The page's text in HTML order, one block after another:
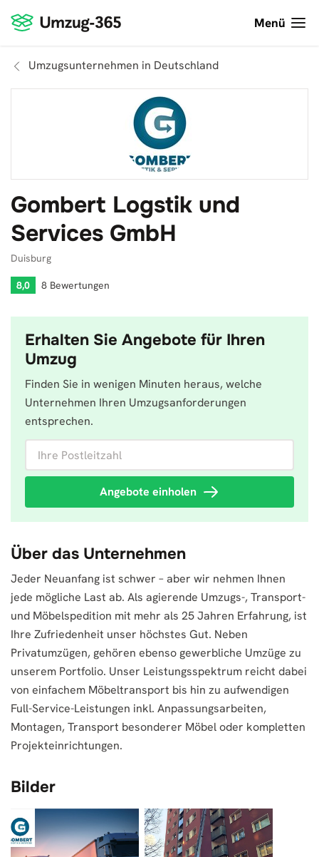
Menü
Umzugsunternehmen in Deutschland
Gombert Logstik und
Services GmbH
Duisburg
8,0 8 Bewertungen
Erhalten Sie Angebote für Ihren
Umzug
Finden Sie in wenigen Minuten heraus, welche
Unternehmen Ihren Umzugsanforderungen
entsprechen.
Angebote einholen
Über das Unternehmen
Jeder Neuanfang ist schwer – aber wir nehmen Ihnen
jede mögliche Last ab. Als agierende Umzugs-, Transport-
und Möbelspedition mit mehr als 25 Jahren Erfahrung, ist
Ihre Zufriedenheit unser höchstes Gut. Neben
Privatumzügen, gehören ebenso gewerbliche Umzüge zu
unserem Portfolio. Unser Leistungsspektrum reicht dabei
von einfachem Möbeltransport bis hin zu aufwendigen
Full-Service-Leistungen inkl. Anpassungsarbeiten,
Montagen, Transport besonderer Möbel oder kompletten
Projekteinrichtungen.
Bilder